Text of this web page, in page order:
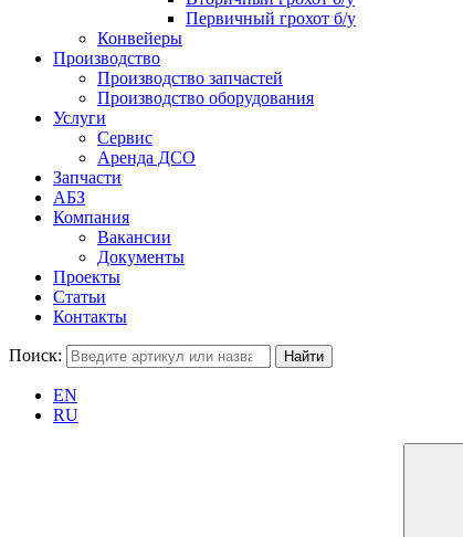
Первичный грохот б/у
Конвейеры
Производство
Производство запчастей
Производство оборудования
Услуги
Сервис
Аренда ДСО
Запчасти
АБЗ
Компания
Вакансии
Документы
Проекты
Статьи
Контакты
Поиск:
EN
RU